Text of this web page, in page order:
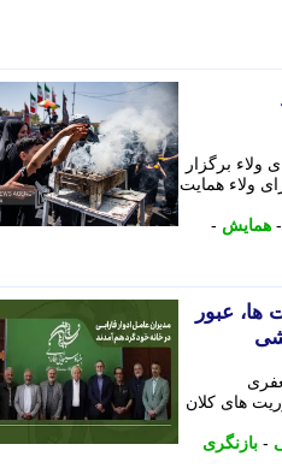
برگزار
ولاء همایت
- همایش -
ها، عبور
های کلان
- بازنگری